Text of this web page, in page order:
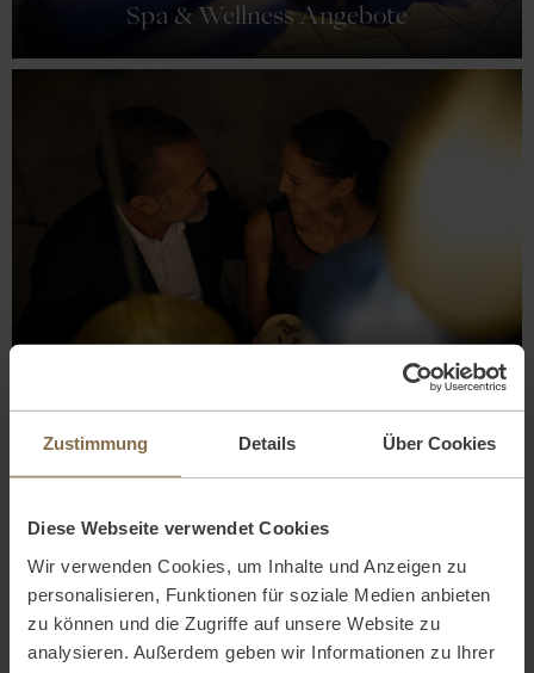
Zustimmung Details Über Cookies
Diese Webseite verwendet Cookies
Wir verwenden Cookies, um Inhalte und Anzeigen zu
personalisieren, Funktionen für soziale Medien anbieten
zu können und die Zugriffe auf unsere Website zu
analysieren. Außerdem geben wir Informationen zu Ihrer
Spa & Wellness Angebote